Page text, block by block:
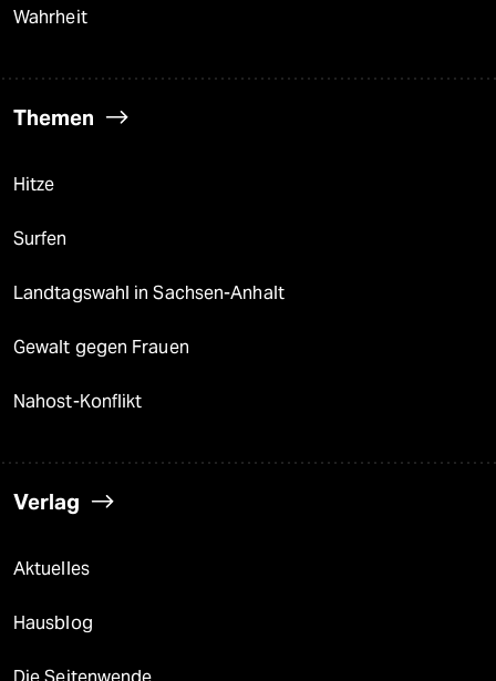
Wahrheit
Themen
Hitze
Surfen
Landtagswahl in Sachsen-Anhalt
Gewalt gegen Frauen
Nahost-Konflikt
Verlag
Aktuelles
Hausblog